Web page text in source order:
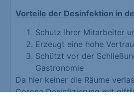
Vorteile der Desinfektion in
Schutz Ihrer Mitarbeiter
Erzeugt eine hohe
Schützt vor der
Gastronomie
Da hier keiner die Räume
Corona Desinfizierung mit